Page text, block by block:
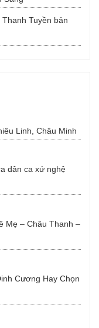
Tuyền bản
Linh, Châu Minh
dân ca xứ nghệ
Mẹ – Châu Thanh –
Cương Hay Chọn